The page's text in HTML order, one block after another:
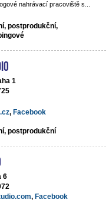
nahrávací pracoviště s
postprodukční,
1
, Facebook
postprodukční
6
, Facebook